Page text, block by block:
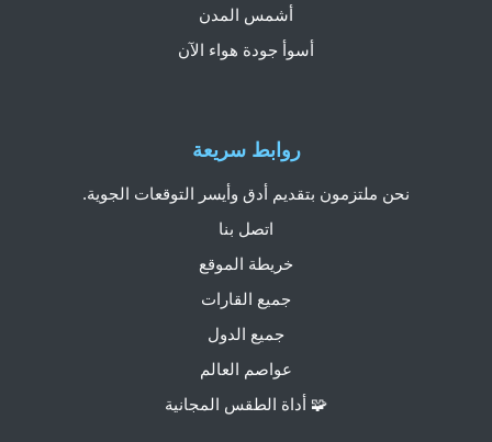
روابط سريعة
نحن ملتزمون بتقديم أدق وأيسر التوقعات الجوية.
اتصل بنا
خريطة الموقع
جميع القارات
جميع الدول
عواصم العالم
🧩 أداة الطقس المجانية
أشمس المدن
أسوأ جودة هواء الآن